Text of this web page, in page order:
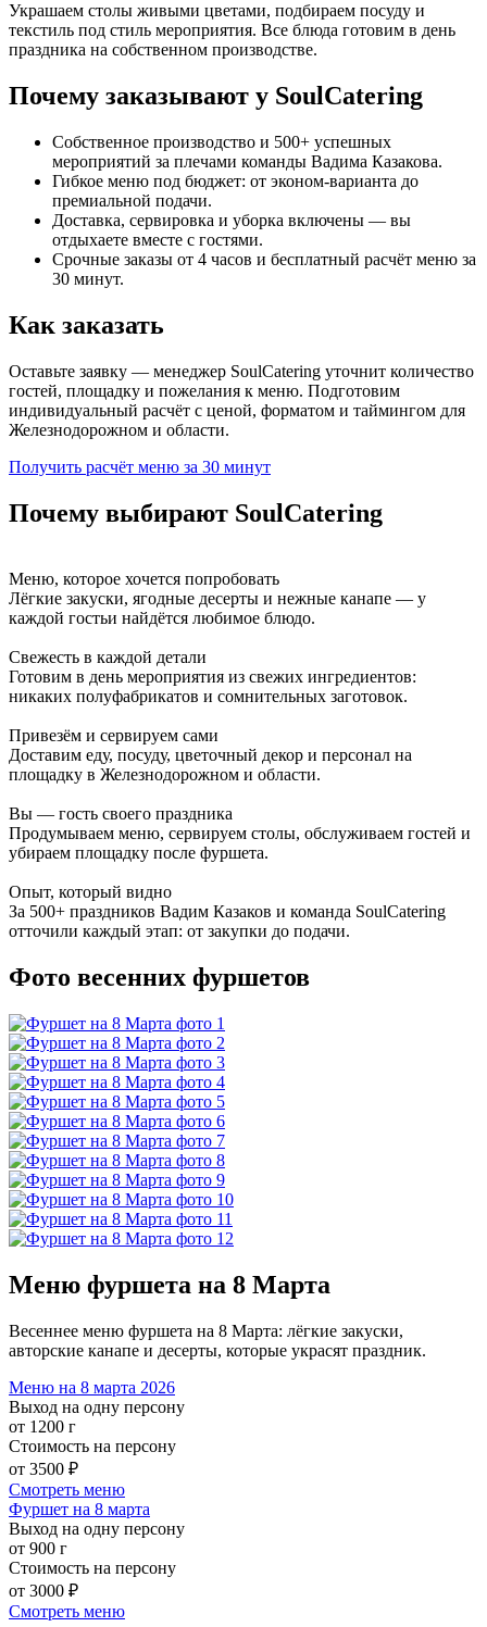
Украшаем столы живыми цветами, подбираем посуду и
текстиль под стиль мероприятия. Все блюда готовим в день
праздника на собственном производстве.
Почему заказывают у SoulCatering
Собственное производство и 500+ успешных
мероприятий за плечами команды Вадима Казакова.
Гибкое меню под бюджет: от эконом-варианта до
премиальной подачи.
Доставка, сервировка и уборка включены — вы
отдыхаете вместе с гостями.
Срочные заказы от 4 часов и бесплатный расчёт меню за
30 минут.
Как заказать
Оставьте заявку — менеджер SoulCatering уточнит количество
гостей, площадку и пожелания к меню. Подготовим
индивидуальный расчёт с ценой, форматом и таймингом для
Железнодорожном и области.
Получить расчёт меню за 30 минут
Почему выбирают SoulCatering
Меню, которое хочется попробовать
Лёгкие закуски, ягодные десерты и нежные канапе — у
каждой гостьи найдётся любимое блюдо.
Свежесть в каждой детали
Готовим в день мероприятия из свежих ингредиентов:
никаких полуфабрикатов и сомнительных заготовок.
Привезём и сервируем сами
Доставим еду, посуду, цветочный декор и персонал на
площадку в Железнодорожном и области.
Вы — гость своего праздника
Продумываем меню, сервируем столы, обслуживаем гостей и
убираем площадку после фуршета.
Опыт, который видно
За 500+ праздников Вадим Казаков и команда SoulCatering
отточили каждый этап: от закупки до подачи.
Фото весенних фуршетов
Меню фуршета на 8 Марта
Весеннее меню фуршета на 8 Марта: лёгкие закуски,
авторские канапе и десерты, которые украсят праздник.
Меню на 8 марта 2026
Выход на одну персону
от 1200 г
Стоимость на персону
от 3500 ₽
Смотреть меню
Фуршет на 8 марта
Выход на одну персону
от 900 г
Стоимость на персону
от 3000 ₽
Смотреть меню